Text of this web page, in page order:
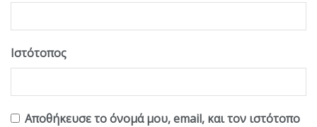
Ιστότοπος
Αποθήκευσε το όνομά μου, email, και τον ιστότοπο